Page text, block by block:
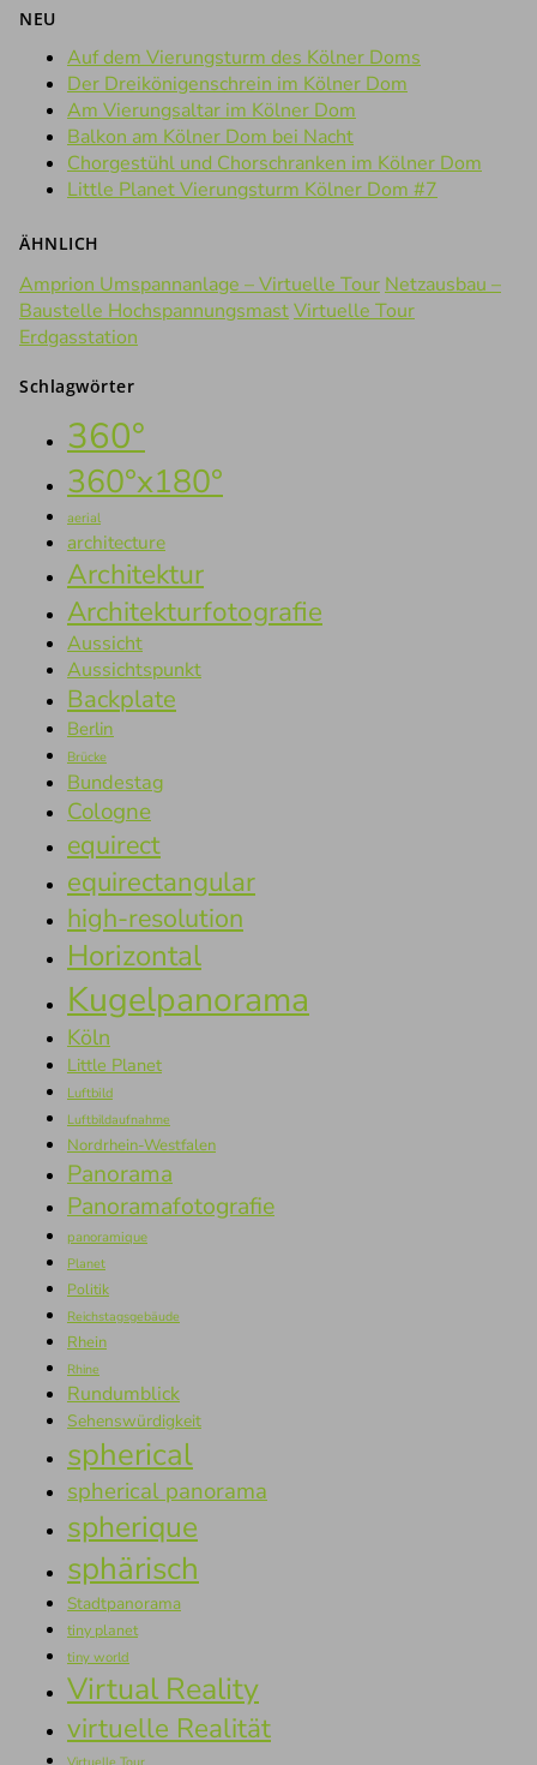
NEU
Auf dem Vierungsturm des Kölner Doms
Der Dreikönigenschrein im Kölner Dom
Am Vierungsaltar im Kölner Dom
Balkon am Kölner Dom bei Nacht
Chorgestühl und Chorschranken im Kölner Dom
Little Planet Vierungsturm Kölner Dom #7
ÄHNLICH
Amprion Umspannanlage – Virtuelle Tour Netzausbau –
Baustelle HochspannungsmastVirtuelle Tour
Erdgasstation
Schlagwörter
360°
360°x180°
aerial
architecture
Architektur
Architekturfotografie
Aussicht
Aussichtspunkt
Backplate
Berlin
Brücke
Bundestag
Cologne
equirect
equirectangular
high-resolution
Horizontal
Kugelpanorama
Köln
Little Planet
Luftbild
Luftbildaufnahme
Nordrhein-Westfalen
Panorama
Panoramafotografie
panoramique
Planet
Politik
Reichstagsgebäude
Rhein
Rhine
Rundumblick
Sehenswürdigkeit
spherical
spherical panorama
spherique
sphärisch
Stadtpanorama
tiny planet
tiny world
Virtual Reality
virtuelle Realität